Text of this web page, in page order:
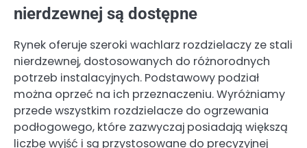
nierdzewnej są dostępne
Rynek oferuje szeroki wachlarz rozdzielaczy ze stali
nierdzewnej, dostosowanych do różnorodnych
potrzeb instalacyjnych. Podstawowy podział
można oprzeć na ich przeznaczeniu. Wyróżniamy
przede wszystkim rozdzielacze do ogrzewania
podłogowego, które zazwyczaj posiadają większą
liczbę wyjść i są przystosowane do precyzyjnej